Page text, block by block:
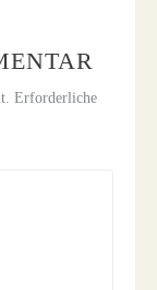
Erforderliche